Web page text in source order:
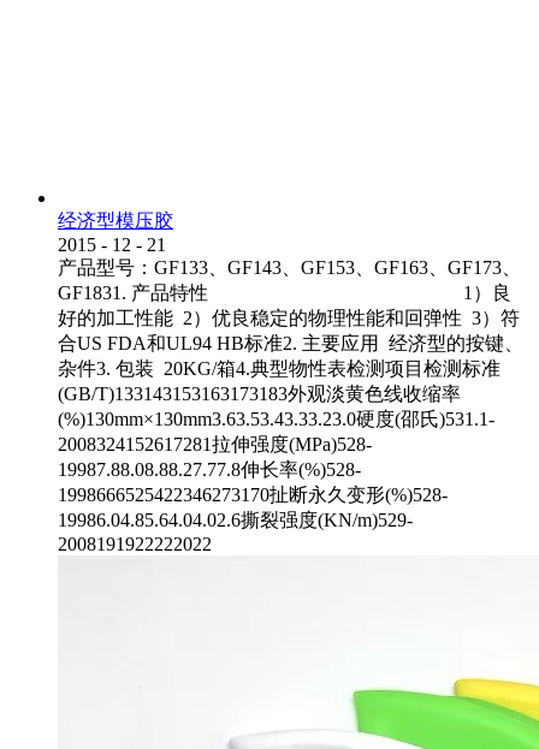
经济型模压胶
2015 - 12 - 21
产品型号：GF133、GF143、GF153、GF163、GF173、
GF1831. 产品特性 1）良
好的加工性能 2）优良稳定的物理性能和回弹性 3）符
合US FDA和UL94 HB标准2. 主要应用 经济型的按键、
杂件3. 包装 20KG/箱4.典型物性表检测项目检测标准
(GB/T)133143153163173183外观淡黄色线收缩率
(%)130mm×130mm3.63.53.43.33.23.0硬度(邵氏)531.1-
2008324152617281拉伸强度(MPa)528-
19987.88.08.88.27.77.8伸长率(%)528-
1998666525422346273170扯断永久变形(%)528-
19986.04.85.64.04.02.6撕裂强度(KN/m)529-
2008191922222022